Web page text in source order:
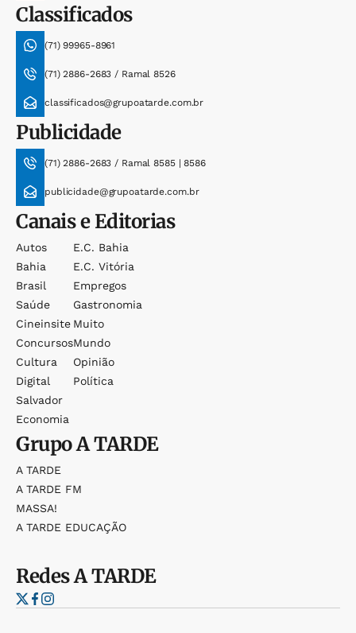
Classificados
(71) 99965-8961
(71) 2886-2683 / Ramal 8526
classificados@grupoatarde.com.br
Publicidade
(71) 2886-2683 / Ramal 8585 | 8586
publicidade@grupoatarde.com.br
Canais e Editorias
Autos
Bahia
Brasil
Saúde
Cineinsite
Concursos
Cultura
Digital
Salvador
Economia
E.c. Bahia
E.c. Vitória
Empregos
Gastronomia
Muito
Mundo
Opinião
Política
GrupoA TARDE
A TARDE
A TARDE FM
MASSA!
A TARDE EDUCAÇÃO
RedesA TARDE